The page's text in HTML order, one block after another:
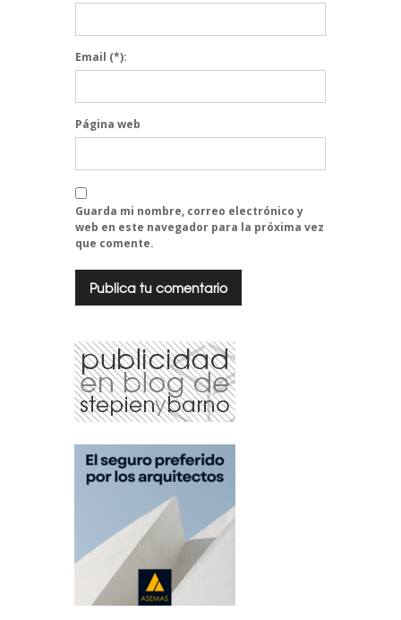
Email (*):
Página web
Guarda mi nombre, correo electrónico y
web en este navegador para la próxima vez
que comente.